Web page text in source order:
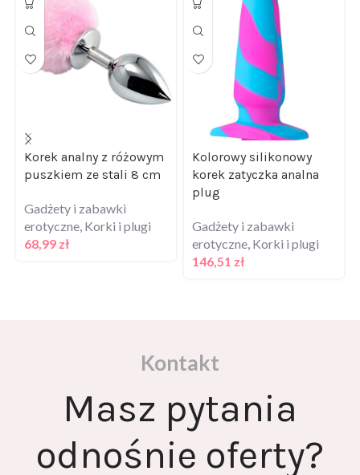
Korek analny z różowym
puszkiem ze stali 8 cm
Gadżety i zabawki
erotyczne Korki i plugi
68,99 zł
Kolorowy silikonowy
korek zatyczka analna
plug
Gadżety i zabawki
erotyczne Korki i plugi
146,51 zł
Kontakt
Masz pytania
odnośnie oferty?